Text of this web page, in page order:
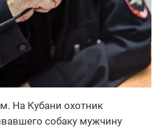
На Кубани охотник
собаку мужчину